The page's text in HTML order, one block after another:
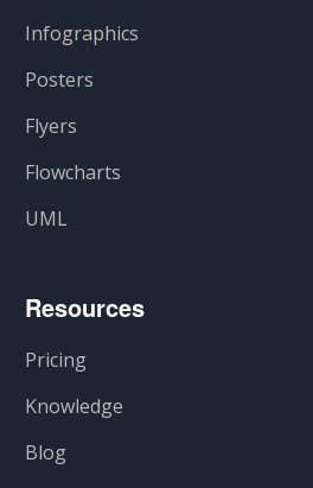
Infographics
Posters
Flyers
Flowcharts
UML
Resources
Pricing
Knowledge
Blog